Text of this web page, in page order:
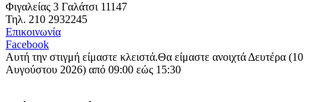
Φιγαλείας 3 Γαλάτσι 11147
Τηλ. 210 2932245
Επικοινωνία
Facebook
Αυτή την στιγμή είμαστε κλειστά.Θα είμαστε ανοιχτά Δευτέρα (10
Αυγούστου 2026) από 09:00 εώς 15:30